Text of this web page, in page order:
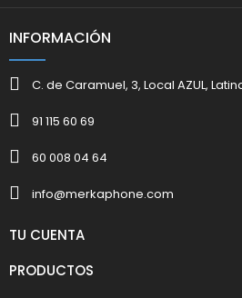
INFORMACIÓN
C. de Caramuel, 3, Local AZUL,
91 115 60 69
60 008 04 64
info@merkaphone.com
TU CUENTA
PRODUCTOS